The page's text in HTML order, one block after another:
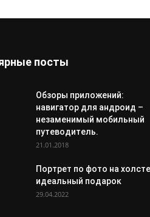
посты
Обзоры приложений:
навигатор для андроид –
незаменимый мобильный
путеводитель.
21.01.2018
Портрет по фото на
идеальный подарок
29.04.2022